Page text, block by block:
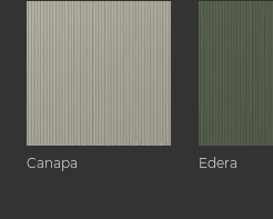
Canapa Edera